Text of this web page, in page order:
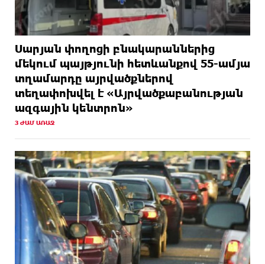
Սարյան փողոցի բնակարաններից
մեկում պայթյունի հետևանքով 55-ամյա
տղամարդը այրվածքներով
տեղափոխվել է «Այրվածքաբանության
ազգային կենտրոն»
3 ԺԱՄ ԱՌԱՋ